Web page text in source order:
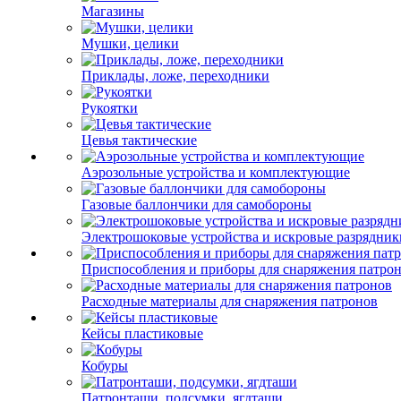
Магазины
Мушки, целики
Приклады, ложе, переходники
Рукоятки
Цевья тактические
Аэрозольные устройства и комплектующие
Газовые баллончики для самобороны
Электрошоковые устройства и искровые
Приспособления и приборы для снаряжения
Расходные материалы для снаряжения патронов
Кейсы пластиковые
Кобуры
Патронташи, подсумки, ягдташи